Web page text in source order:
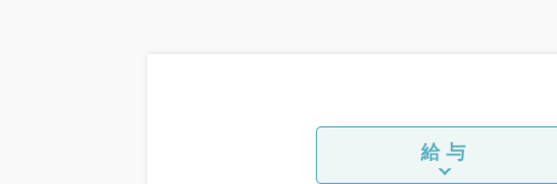
給与